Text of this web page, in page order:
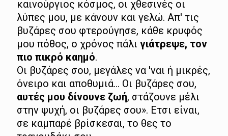
καινούργιος κόσμος, οι χθεσινές οι
λύπες μου, με κάνουν και γελώ. Απ' τις
βυζάρες σου φτερούγησε, κάθε κρυφός
μου πόθος, ο χρόνος πάλι γιάτρεψε, τον
πιο πικρό καημό.
Οι βυζάρες σου, μεγάλες να 'ναι ή μικρές,
όνειρο και αποθυμιά… Οι βυζάρες σου,
αυτές μου δίνουνε ζωή, στάζουνε μέλι
στην ψυχή, οι βυζάρες σου». Ετσι είναι,
σε καμπαρέ βρίσκεσαι, το θες το